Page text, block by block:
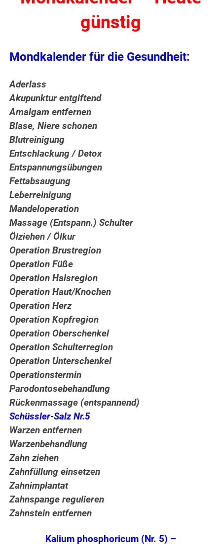
günstig
Mondkalender für die Gesundheit:
Aderlass
Akupunktur entgiftend
Amalgam entfernen
Blase, Niere schonen
Blutreinigung
Entschlackung / Detox
Entspannungsübungen
Fettabsaugung
Leberreinigung
Mandeloperation
Massage (Entspann.) Schulter
Ölziehen / Ölkur
Operation Brustregion
Operation Füße
Operation Halsregion
Operation Haut/Knochen
Operation Herz
Operation Kopfregion
Operation Oberschenkel
Operation Schulterregion
Operation Unterschenkel
Operationstermin
Parodontosebehandlung
Rückenmassage (entspannend)
Schüssler-Salz Nr.5
Warzen entfernen
Warzenbehandlung
Zahn ziehen
Zahnfüllung einsetzen
Zahnimplantat
Zahnspange regulieren
Zahnstein entfernen
Kalium phosphoricum (Nr. 5) –